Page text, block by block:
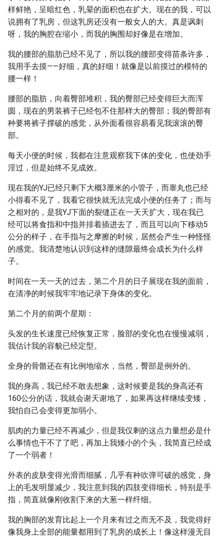
样鲜艳，呈暗红色，乳晕的面积也在扩大。现在的我，可以
说拥有了乳房，但这乳房还没有一般女人的大。真是讽刺
呀，我的胸腔在缩小，而我的胸围却好像是在增加。
我的腰部的脂肪已经不见了，所以我的腰部变得苗条许多，
我用手去摸——好细，真的好细！就像是以前摸过的模特的
腰一样！
腰部的脂肪，向着臀部堆积，我的臀部已经变得巨大而浑
圆，现在的男装裤子已经包不住那样大的臀部；我的臀部有
种要将裤子撑破的感觉，从外面看很容易看见我滚滚的臀
部。
每天小便的时候，我都在注意观察我下体的变化，也使劲手
淫过，但是始终不见成效。
现在我的YJ已经只剩下大概3厘米的小管子，而睾丸也已经
小得看不见了，我看它很快就无法完成小便的任务了；而与
之相对的，是我YJ下面的裂缝正在一天天扩大，现在我已
经可以将食指和中指并排着插进去了，而且可以向下移动5
公分的样子，在手指与之摩擦的时候，居然会产生一种怪怪
的感觉。我清楚地认识到这样的缝隙最终会成长为什么样
子。
时间在一天一天的过去，第二个月的日子展现在我的面前，
在清净的时候我牢牢地记录下身体的变化。
第二个月的前两个星期：
头发的生长速度已经恢复正常，脸部的变化也在慢慢减弱，
我估计我的容貌已经定型。
全身的骨骼还在有比例地缩水，当然，臀部是例外的。
我的身高，我已经不敢去想象，这时候要是我的身高还有
160公分的话，我就会谢天谢地了，如果再这样继续变矮，
我怕自己会变得更加弱小。
肌肉的力量已经不再减少，但是我仅剩的这点力量想必是什
么事情也干不了了吧，再加上我矮小的个头，我简直已经成
了一个弱者！
外表的皮肤变得光滑而细腻，几乎有种吹弹可破的感觉，身
上的毛发明显减少，我注意到我的四肢变得细长，特别是手
指，简直就像刚收割下来的大葱一样纤细。
我的胸部的发育比起上一个月来有过之而无不及，我觉得好
像我身上全部的能量都用到了乳房的成长上！像这样漫无目